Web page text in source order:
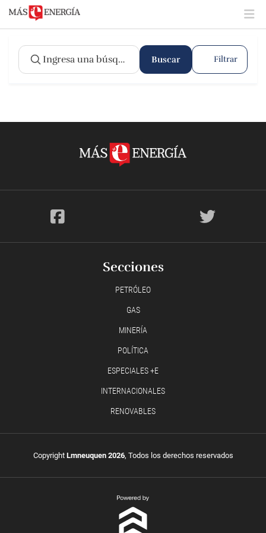
Buscar Filtrar
Secciones
PETRÓLEO
GAS
MINERÍA
POLÍTICA
ESPECIALES +E
INTERNACIONALES
RENOVABLES
Copyright Lmneuquen 2026, Todos los derechos reservados